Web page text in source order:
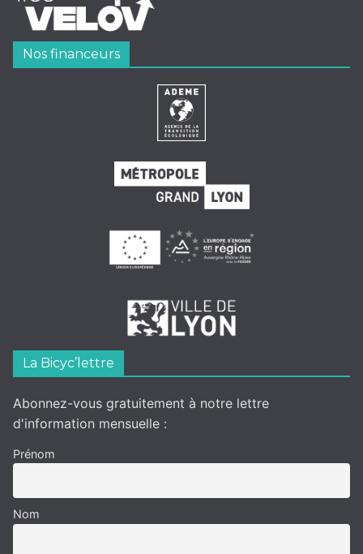
Nos financeurs
La Bicyc’lettre
Abonnez-vous gratuitement à notre lettre
d'information mensuelle :
Prénom
Nom